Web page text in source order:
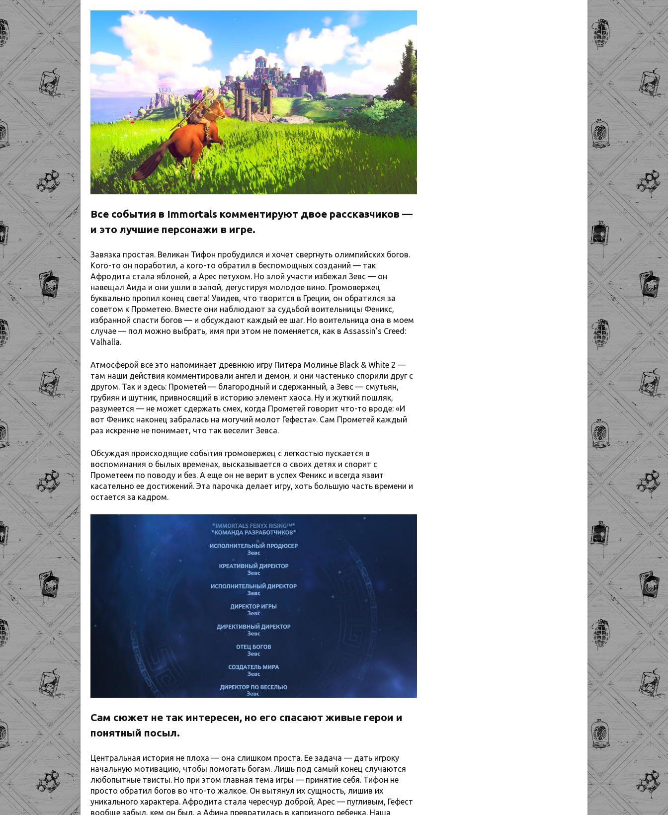
Все события в Immortals комментируют двое рассказчиков —
и это лучшие персонажи в игре.
Завязка простая. Великан Тифон пробудился и хочет свергнуть олимпийских богов.
Кого-то он поработил, а кого-то обратил в беспомощных созданий — так
Афродита стала яблоней, а Арес петухом. Но злой участи избежал Зевс — он
навещал Аида и они ушли в запой, дегустируя молодое вино. Громовержец
буквально пропил конец света! Увидев, что творится в Греции, он обратился за
советом к Прометею. Вместе они наблюдают за судьбой воительницы Феникс,
избранной спасти богов — и обсуждают каждый ее шаг. Но воительница она в моем
случае — пол можно выбрать, имя при этом не поменяется, как в Assassin’s Creed:
Valhalla.
Атмосферой все это напоминает древнюю игру Питера Молинье Black & White 2 —
там наши действия комментировали ангел и демон, и они частенько спорили друг с
другом. Так и здесь: Прометей — благородный и сдержанный, а Зевс — смутьян,
грубиян и шутник, привносящий в историю элемент хаоса. Ну и жуткий пошляк,
разумеется — не может сдержать смех, когда Прометей говорит что-то вроде: «И
вот Феникс наконец забралась на могучий молот Гефеста». Сам Прометей каждый
раз искренне не понимает, что так веселит Зевса.
Обсуждая происходящие события громовержец с легкостью пускается в
воспоминания о былых временах, высказывается о своих детях и спорит с
Прометеем по поводу и без. А еще он не верит в успех Феникс и всегда язвит
касательно ее достижений. Эта парочка делает игру, хоть большую часть времени и
остается за кадром.
Сам сюжет не так интересен, но его спасают живые герои и
понятный посыл.
Центральная история не плоха — она слишком проста. Ее задача — дать игроку
начальную мотивацию, чтобы помогать богам. Лишь под самый конец случаются
любопытные твисты. Но при этом главная тема игры — принятие себя. Тифон не
просто обратил богов во что-то жалкое. Он вытянул их сущность, лишив их
уникального характера. Афродита стала чересчур доброй, Арес — пугливым, Гефест
вообще забыл, кем он был, а Афина превратилась в капризного ребенка. Наша